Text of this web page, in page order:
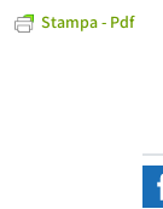
Stampa - Pdf